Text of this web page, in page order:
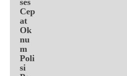
Cep
at
Ok
nu
m
Poli
si